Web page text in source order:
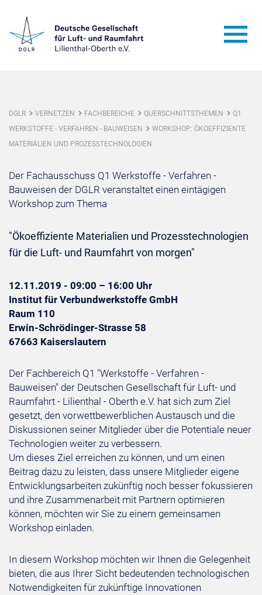
DGLR VERNETZEN FACHBEREICHE QUERSCHNITTSTHEMEN
Q1
WERKSTOFFE - VERFAHREN - BAUWEISEN
WORKSHOP: ÖKOEFFIZIENTE
MATERIALIEN UND PROZESSTECHNOLOGIEN
Der Fachausschuss Q1 Werkstoffe - Verfahren -
Bauweisen der DGLR veranstaltet einen eintägigen
Workshop zum Thema
"Ökoeffiziente Materialien und Prozesstechnologien
für die Luft- und Raumfahrt von morgen"
12.11.2019 - 09:00 – 16:00 Uhr
Institut für Verbundwerkstoffe GmbH
Raum 110
Erwin-Schrödinger-Strasse 58
67663 Kaiserslautern
Der Fachbereich Q1 "Werkstoffe - Verfahren -
Bauweisen" der Deutschen Gesellschaft für Luft- und
Raumfahrt - Lilienthal - Oberth e.V. hat sich zum Ziel
gesetzt, den vorwettbewerblichen Austausch und die
Diskussionen seiner Mitglieder über die Potentiale neuer
Technologien weiter zu verbessern.
Um dieses Ziel erreichen zu können, und um einen
Beitrag dazu zu leisten, dass unsere Mitglieder eigene
Entwicklungsarbeiten zukünftig noch besser fokussieren
und ihre Zusammenarbeit mit Partnern optimieren
können, möchten wir Sie zu einem gemeinsamen
Workshop einladen.
In diesem Workshop möchten wir Ihnen die Gelegenheit
bieten, die aus Ihrer Sicht bedeutenden technologischen
Notwendigkeiten für zukünftige Innovationen